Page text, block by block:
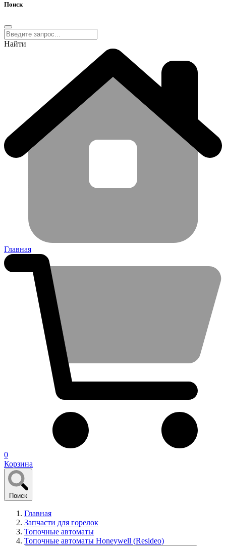
Поиск
Найти
Главная
0
Корзина
Поиск
Главная
Запчасти для горелок
Топочные автоматы
Топочные автоматы Honeywell (Resideo)